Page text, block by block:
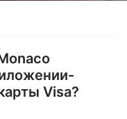
Visa?